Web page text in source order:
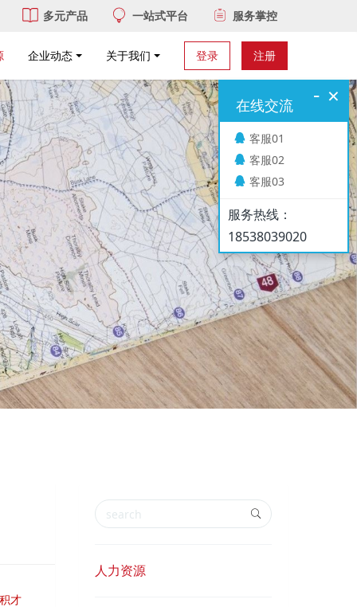
多元产品 一站式平台 服务掌控
登录 注册
企业动态 关于我们
才
人力资源
×
-
在线交流
客服01
客服02
客服03
服务热线：
18538039020